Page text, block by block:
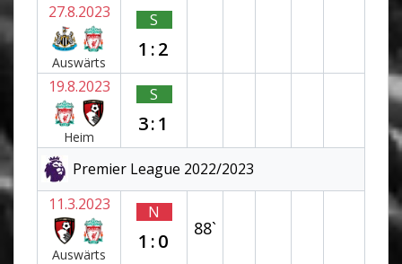
27.8.2023
Auswärts
S
1:2
19.8.2023
Heim
S
3:1
Premier League 2022/2023
11.3.2023
Auswärts
N
1:0
88`